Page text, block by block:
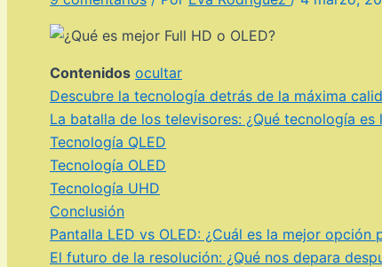
Contenidos ocultar
Descubre la tecnología detrás de la máxima
La batalla de los televisores: ¿Qué tecnología es
Tecnología QLED
Tecnología OLED
Tecnología UHD
Conclusión
Pantalla LED vs OLED: ¿Cuál es la mejor opción
El futuro de la resolución: ¿Qué nos depara